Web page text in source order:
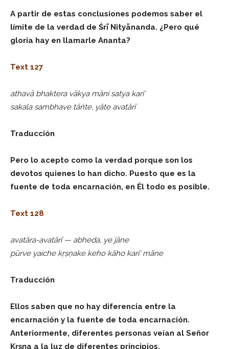
A partir de estas conclusiones podemos saber el
límite de la verdad de Śrī Nityānanda. ¿Pero qué
gloria hay en llamarle Ananta?
Text 127
athavā bhaktera vākya māni satya kari’
sakala sambhave tāṅte, yāte avatārī
Traducción
Pero lo acepto como la verdad porque son los
devotos quienes lo han dicho. Puesto que es la
fuente de toda encarnación, en Él todo es posible.
Text 128
avatāra-avatārī — abheda, ye jāne
pūrve yaiche kṛṣṇake keho kāho kari’ māne
Traducción
Ellos saben que no hay diferencia entre la
encarnación y la fuente de toda encarnación.
Anteriormente, diferentes personas veían al Señor
Kṛṣṇa a la luz de diferentes principios.